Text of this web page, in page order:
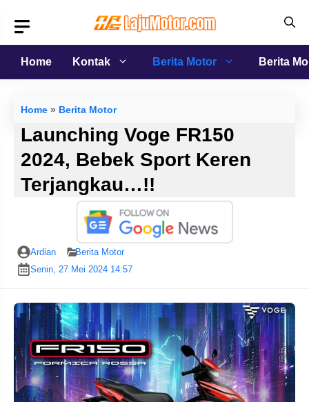
isi
Home
Kontak Berita Motor Berita
Home » Berita Motor
Launching Voge FR150
2024, Bebek Sport Keren
Terjangkau…!!
Ardian
Berita Motor
Senin, 27 Mei 2024 14:57